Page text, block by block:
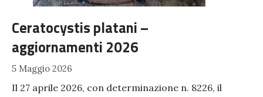
Ceratocystis platani –
aggiornamenti 2026
5 Maggio 2026
Il 27 aprile 2026, con determinazione n. 8226, il